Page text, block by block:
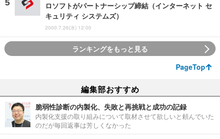
ロソフトがパートナーシップ締結（インターネット セ
キュリティ システムズ）
2000.7.26(水) 12:00
ランキングをもっと見る
PageTop
編集部おすすめ
脆弱性診断の内製化、失敗と再挑戦と成功の記録
内製化支援の取り組みについて取材させて欲しいと頼んでいた
のだが毎回返事は芳しくなかった